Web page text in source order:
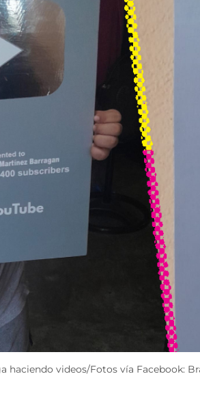
haciendo videos/Fotos vía Facebook: